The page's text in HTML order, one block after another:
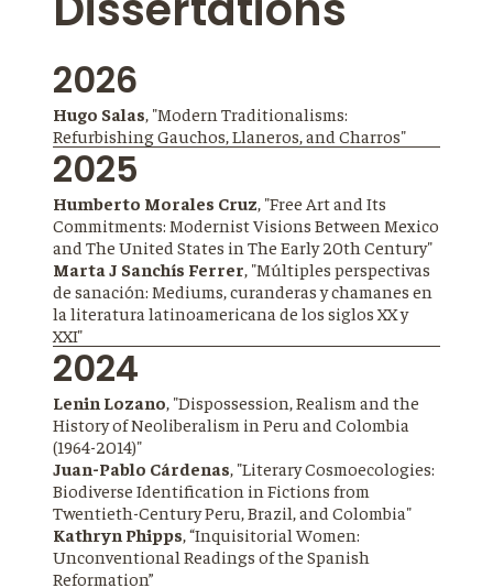
2026
Hugo Salas, "Modern Traditionalisms:
Refurbishing Gauchos, Llaneros, and Charros"
2025
Humberto Morales Cruz, "Free Art and Its
Commitments: Modernist Visions Between Mexico
and The United States in The Early 20th Century"
Marta J Sanchís Ferrer, "Múltiples perspectivas
de sanación: Mediums, curanderas y chamanes en
la literatura latinoamericana de los siglos XX y
XXI"
2024
Lenin Lozano, "Dispossession, Realism and the
History of Neoliberalism in Peru and Colombia
(1964-2014)"
Juan-Pablo Cárdenas, "Literary Cosmoecologies:
Biodiverse Identification in Fictions from
Twentieth-Century Peru, Brazil, and Colombia"
Kathryn Phipps, “Inquisitorial Women:
Unconventional Readings of the Spanish
Reformation”